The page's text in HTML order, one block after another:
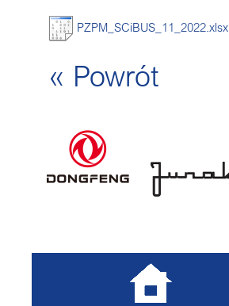
PZPM_SCiBUS_11_2022.xlsx
« Powrót